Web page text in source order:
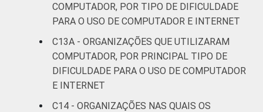
COMPUTADOR, POR TIPO DE DIFICULDADE
PARA O USO DE COMPUTADOR E INTERNET
C13A - ORGANIZAÇÕES QUE UTILIZARAM
COMPUTADOR, POR PRINCIPAL TIPO DE
DIFICULDADE PARA O USO DE COMPUTADOR
E INTERNET
C14 - ORGANIZAÇÕES NAS QUAIS OS